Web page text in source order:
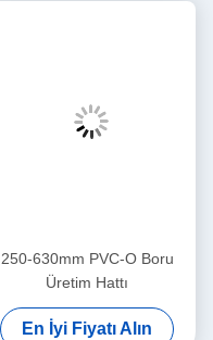
250-630mm PVC-O Boru
Üretim Hattı
En İyi Fiyatı Alın